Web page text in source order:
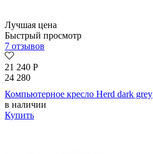
Лучшая цена
Быстрый просмотр
7 отзывов
21 240 Р
24 280
Компьютерное кресло Herd dark grey
в наличии
Купить